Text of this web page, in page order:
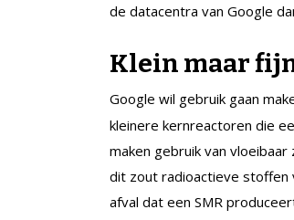
de datacentra van Google
Klein maar
Google wil gebruik gaan
kleinere kernreactoren die
maken gebruik van
dit zout radioactieve stoffen
afval dat een SMR